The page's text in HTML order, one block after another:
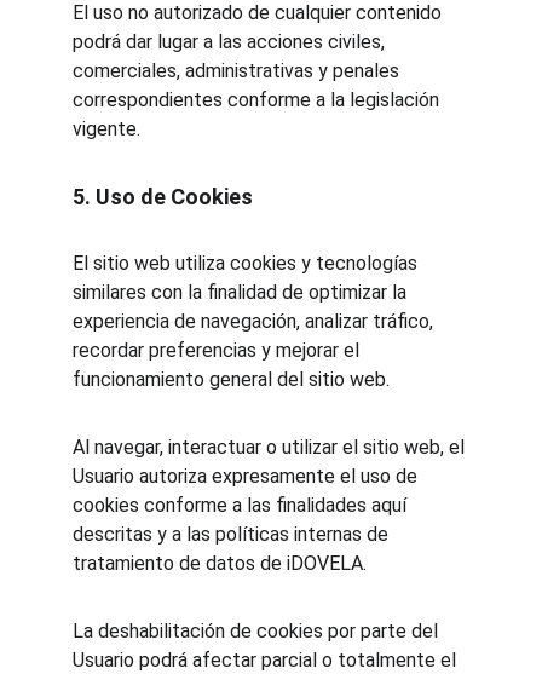
El uso no autorizado de cualquier contenido
podrá dar lugar a las acciones civiles,
comerciales, administrativas y penales
correspondientes conforme a la legislación
vigente.
5. Uso de Cookies
El sitio web utiliza cookies y tecnologías
similares con la finalidad de optimizar la
experiencia de navegación, analizar tráfico,
recordar preferencias y mejorar el
funcionamiento general del sitio web.
Al navegar, interactuar o utilizar el sitio web, el
Usuario autoriza expresamente el uso de
cookies conforme a las finalidades aquí
descritas y a las políticas internas de
tratamiento de datos de iDOVELA.
La deshabilitación de cookies por parte del
Usuario podrá afectar parcial o totalmente el